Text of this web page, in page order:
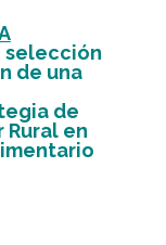
selección
de una
de
en